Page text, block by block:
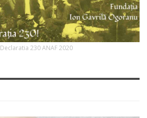
Declaratia 230 ANAF 2020